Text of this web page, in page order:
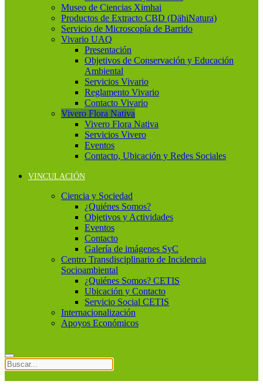
Museo de Ciencias Ximhai
Productos de Extracto CBD (DähiNatura)
Servicio de Microscopía de Barrido
Vivario UAQ
Presentación
Objetivos de Conservación y Educación
Ambiental
Servicios Vivario
Reglamento Vivario
Contacto Vivario
Vivero Flora Nativa
Vivero Flora Nativa
Servicios Vivero
Eventos
Contacto, Ubicación y Redes Sociales
VINCULACIÓN
Ciencia y Sociedad
¿Quiénes Somos?
Objetivos y Actividades
Eventos
Contacto
Galería de imágenes SyC
Centro Transdisciplinario de Incidencia
Socioambiental
¿Quiénes Somos? CETIS
Ubicación y Contacto
Servicio Social CETIS
Internacionalización
Apoyos Económicos